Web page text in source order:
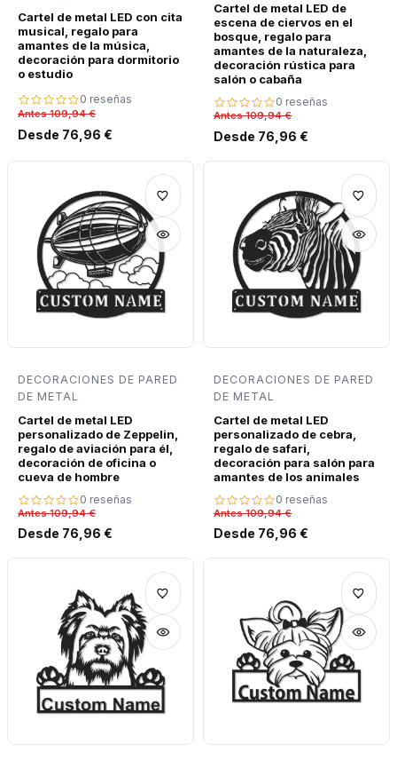
Cartel de metal LED con cita
musical, regalo para
amantes de la música,
decoración para dormitorio
o estudio
0 reseñas
Antes 109,94 €
Desde 76,96 €
Cartel de metal LED de
escena de ciervos en el
bosque, regalo para
amantes de la naturaleza,
decoración rústica para
salón o cabaña
0 reseñas
Antes 109,94 €
Desde 76,96 €
DECORACIONES DE PARED
DE METAL
Cartel de metal LED
personalizado de Zeppelin,
regalo de aviación para él,
decoración de oficina o
cueva de hombre
0 reseñas
Antes 109,94 €
Desde 76,96 €
DECORACIONES DE PARED
DE METAL
Cartel de metal LED
personalizado de cebra,
regalo de safari,
decoración para salón para
amantes de los animales
0 reseñas
Antes 109,94 €
Desde 76,96 €